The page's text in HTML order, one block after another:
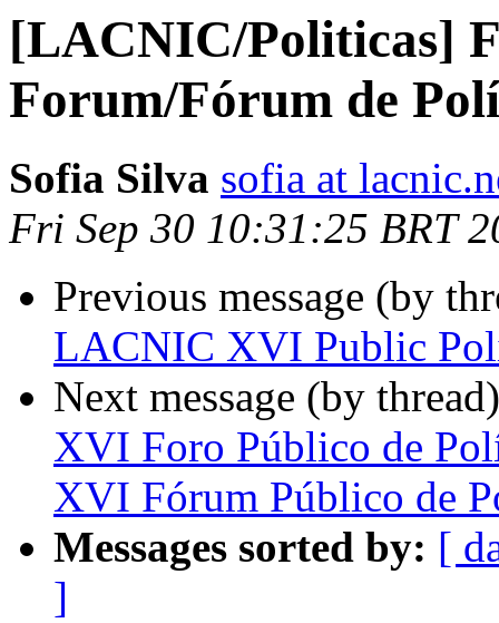
[LACNIC/Politicas]
Forum/Fórum de
Sofia Silva sofia at
Fri Sep 30 10:31:25 BRT
Previous message (by
LACNIC XVI Public
Next message (by
XVI Foro Público de
XVI Fórum Público de
Messages sorted by: [
]